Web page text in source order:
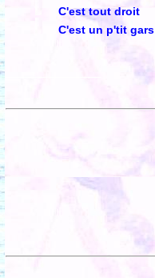
C'est tout droit
C'est un p'tit gars